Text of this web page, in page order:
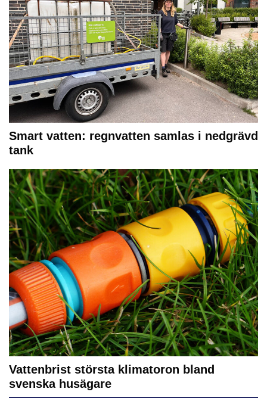
Smart vatten: regnvatten samlas i nedgrävd
tank
Vattenbrist största klimatoron bland
svenska husägare